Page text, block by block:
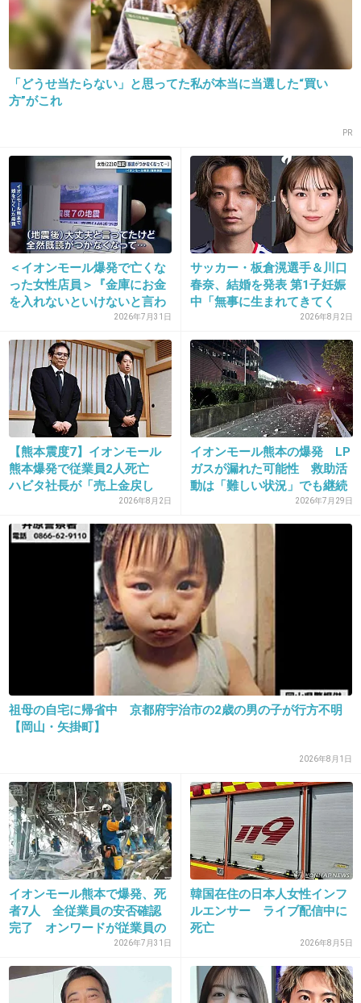
プしていって
1998年の冷たい月が大役だったね
永作は主演の明菜ちゃんと
堂々と渡り合ってて凄かった！
そしてその翌年に週末婚でついに主演
+34 -1
24. 匿名2026/06/03(水) 13:54:54
>>14
他の２人って顔似てるね、こうやって見ると
+8 -0
25. 匿名 2026/06/03(水) 13:55:10
ボールのコントロールは高めだと悪くなる。
+1 -1
26. 匿名 2026/06/03(水) 13:56:30
重いけど大好きな映画
+64
2026/06/03(水) 13:56:33
アイドルだった頃の画像検索したらずば抜けて可愛くて目
立ってた
撮ってたけど、今は可愛さはそのままナチュラルに年齢を
重ねておばちゃん役も自然な演技で素敵だなと思う
28. 匿名2026/06/03(水) 13:56:51
>>5
パラダイスGoGo!!
「どうせ当たらない」と思ってた私が本当に当選した“買い
方”がこれ
PR
＜イオンモール爆発で亡くな
った女性店員＞『金庫にお金
を入れないといけないと言わ
2026年7月31日
サッカー・板倉滉選手＆川口
春奈、結婚を発表 第1子妊娠
中「無事に生まれてきてく
2026年8月2日
【熊本震度7】イオンモール
熊本爆発で従業員2人死亡
ハビタ社長が「売上金戻し
2026年8月2日
イオンモール熊本の爆発 LP
ガスが漏れた可能性 救助活
動は「難しい状況」でも継続
2026年7月29日
祖母の自宅に帰省中 京都府宇治市の2歳の男の子が行方不明
【岡山・矢掛町】
2026年8月1日
イオンモール熊本で爆発、死
者7人 全従業員の安否確認
完了 オンワードが従業員の
2026年7月31日
韓国在住の日本人女性インフ
ルエンサー ライブ配信中に
死亡
2026年8月5日